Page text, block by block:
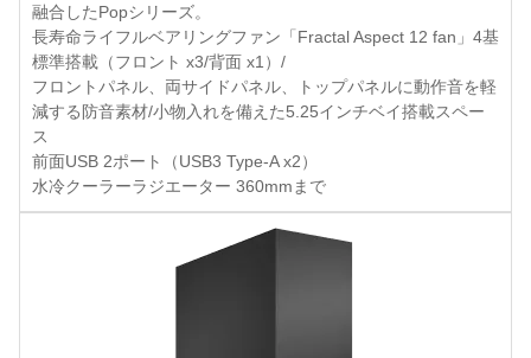
融合したPopシリーズ。
長寿命ライフルベアリングファン「Fractal Aspect 12 fan」4基
標準搭載（フロント x3/背面 x1）/
フロントパネル、両サイドパネル、トップパネルに動作音を軽
減する防音素材/小物入れを備えた5.25インチベイ搭載スペー
ス
前面USB 2ポート（USB3 Type-A x2）
水冷クーラーラジエーター 360mmまで